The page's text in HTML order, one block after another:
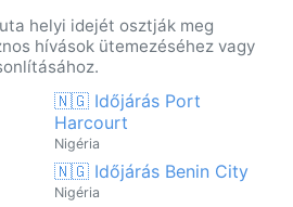
helyi idejét osztják meg
hívások ütemezéséhez vagy
🇳🇬 Időjárás Port
Harcourt
Nigéria
🇳🇬 Időjárás Benin City
Nigéria